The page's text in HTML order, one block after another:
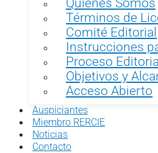
Términos de
Comité Editorial
Instrucciones
Proceso Editorial
Objetivos y
Acceso Abierto
Auspiciantes
Miembro RERCIE
Noticias
Contacto